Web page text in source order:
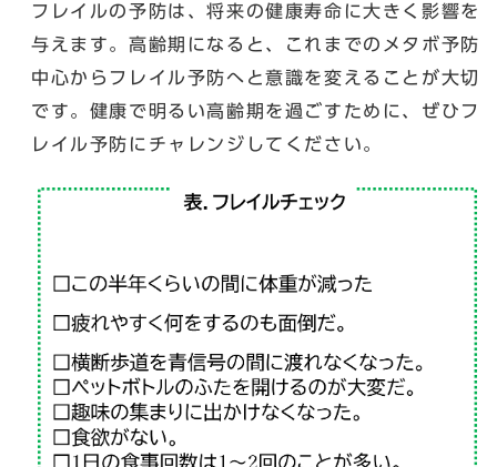
フレイルの予防は、将来の健康寿命に大きく影響を
与えます。高齢期になると、これまでのメタボ予防
中心からフレイル予防へと意識を変えることが大切
です。健康で明るい高齢期を過ごすために、ぜひフ
レイル予防にチャレンジしてください。